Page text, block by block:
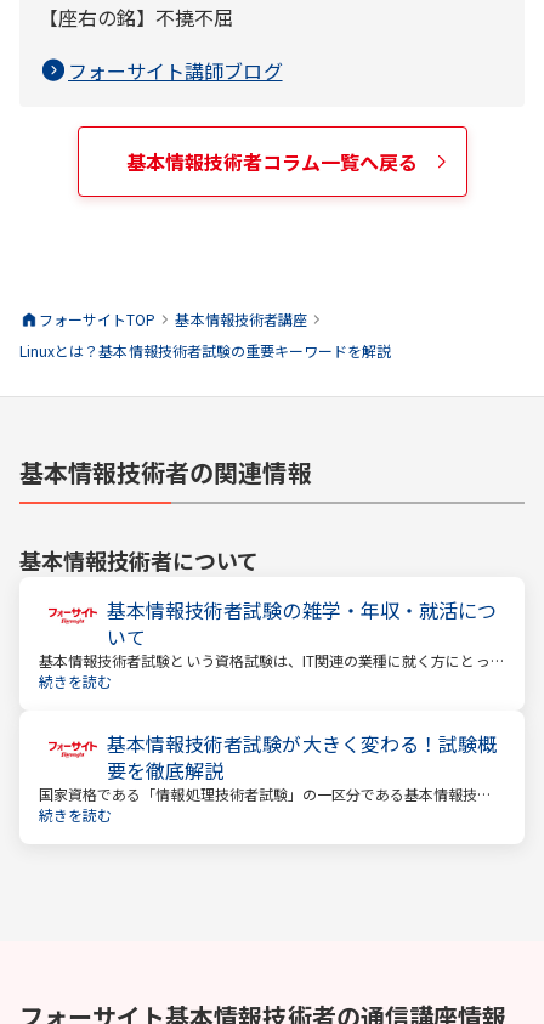
【座右の銘】不撓不屈
フォーサイト講師ブログ
基本情報技術者コラム一覧へ戻る
フォーサイトTOP 基本情報技術者講座
Linuxとは？基本情報技術者試験の重要キーワードを解説
基本情報技術者の関連情報
基本情報技術者について
基本情報技術者試験の雑学・年収・就活につ
いて
基本情報技術者試験という資格試験は、IT関連の業種に就く方にとって
は非常に有名な資格試験です。しかし他業種の方にとっては、どのよ
続きを読む
基本情報技術者試験が大きく変わる！試験概
要を徹底解説
国家資格である「情報処理技術者試験」の一区分である基本情報技術
者試験。IT業界を目指す方、ITエンジニアを目指す方の入門的な資格と
続きを読む
フォーサイト基本情報技術者の通信講座情報